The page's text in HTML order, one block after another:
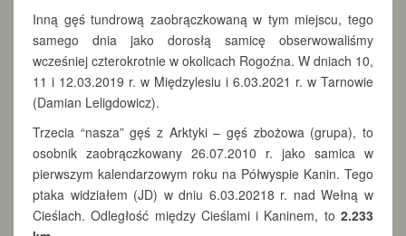
Inną gęś tundrową zaobrączkowaną w tym miejscu, tego
samego dnia jako dorosłą samicę obserwowaliśmy
wcześniej czterokrotnie w okolicach Rogoźna. W dniach 10,
11 i 12.03.2019 r. w Międzylesiu i 6.03.2021 r. w Tarnowie
(Damian Leligdowicz).
Trzecia “nasza” gęś z Arktyki – gęś zbożowa (grupa), to
osobnik zaobrączkowany 26.07.2010 r. jako samica w
pierwszym kalendarzowym roku na Półwyspie Kanin. Tego
ptaka widziałem (JD) w dniu 6.03.20218 r. nad Wełną w
Cieślach. Odległość między Cieślami i Kaninem, to 2.233